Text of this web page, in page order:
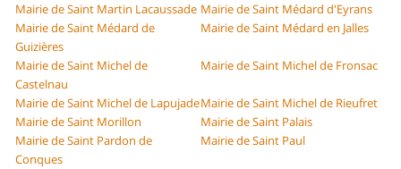
Mairie de Saint Martin Lacaussade Mairie de Saint Médard d'Eyrans
Mairie de Saint Médard de
Guizières
Mairie de Saint Médard en Jalles
Mairie de Saint Michel de
Castelnau
Mairie de Saint Michel de Fronsac
Mairie de Saint Michel de LapujadeMairie de Saint Michel de Rieufret
Mairie de Saint Morillon
Mairie de Saint Palais
Mairie de Saint Pardon de
Conques
Mairie de Saint Paul